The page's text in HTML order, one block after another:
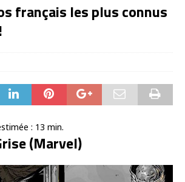
français les plus connus
: 13 min.
(Marvel)